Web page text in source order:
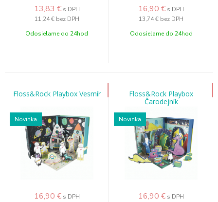
13,83 € s DPH
11,24 € bez DPH
Odosielame do 24hod
16,90 € s DPH
13,74 € bez DPH
Odosielame do 24hod
Floss&Rock Playbox Vesmír
Novinka
16,90 € s DPH
Floss&Rock Playbox
Čarodejník
Novinka
16,90 € s DPH